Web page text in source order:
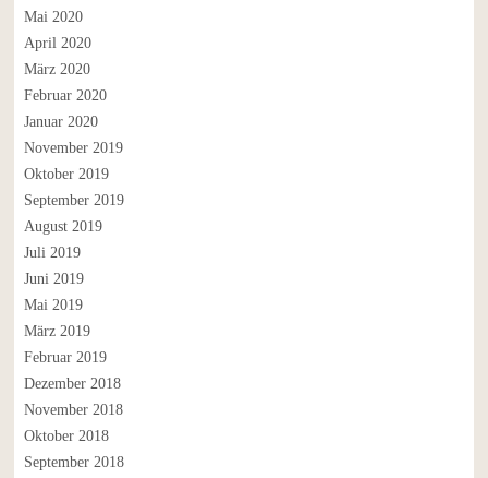
Mai 2020
April 2020
März 2020
Februar 2020
Januar 2020
November 2019
Oktober 2019
September 2019
August 2019
Juli 2019
Juni 2019
Mai 2019
März 2019
Februar 2019
Dezember 2018
November 2018
Oktober 2018
September 2018